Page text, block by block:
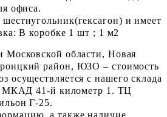
офиса.
и имеет
В коробке 1 шт ; 1 м2
Московской области, Новая
район, ЮЗО – стоимость
осуществляется с нашего склада
МКАД 41-й километр 1. ТЦ
Г-25.
а также наличие